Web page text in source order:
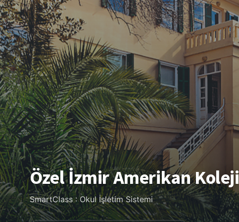
Özel İzmir Amerikan Koleji
SmartClass : Okul İşletim Sistemi